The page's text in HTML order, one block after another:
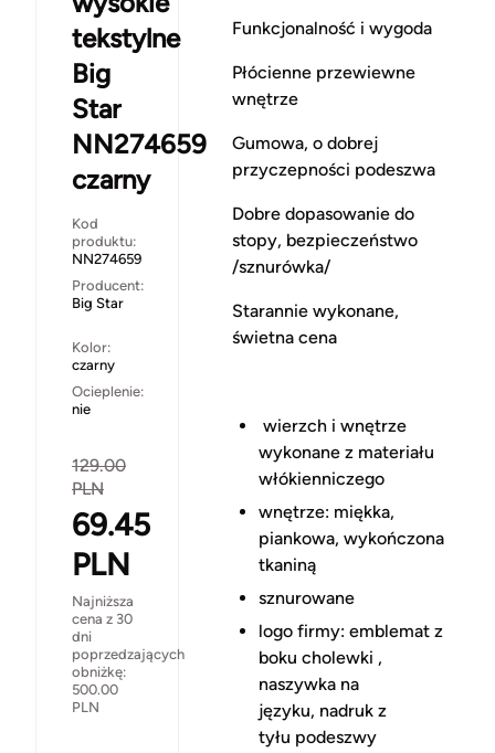
tekstylne
Big
Star
NN274659
czarny
Kod
produktu:
NN274659
Producent:
Big Star
Kolor:
czarny
Ocieplenie:
nie
129.00
PLN
69.45
PLN
Najniższa
cena z 30
dni
poprzedzających
obniżkę:
500.00
PLN
Funkcjonalność i wygoda
Płócienne przewiewne
wnętrze
Gumowa, o dobrej
przyczepności podeszwa
Dobre dopasowanie do
stopy, bezpieczeństwo
/sznurówka/
Starannie wykonane,
świetna cena
wierzch i wnętrze
wykonane z materiału
włókienniczego
wnętrze: miękka,
piankowa, wykończona
tkaniną
sznurowane
logo firmy: emblemat z
boku cholewki ,
naszywka na
języku, nadruk z
tyłu podeszwy